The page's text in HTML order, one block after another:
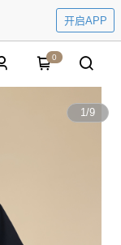
开启APP
0
1/9